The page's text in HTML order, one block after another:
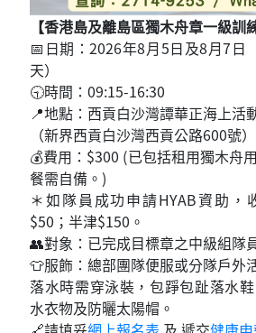
【香港島及離島區獨木舟章一級訓
📅日期：2026年8月5日及8月7日
天）
🕤時間：09:15-16:30
📍地點：西貢白沙灣譚華正海上活
（新界西貢白沙灣西貢公路600號）
💰費用：$300 (已包括租用獨木舟
餐需自備。)
＊如隊員成功申請HYAB資助，
$50；半津$150。
👥對象：已完成目標章之中級組隊
👕服飾：總部團隊便服或分隊戶外
落水時需穿泳裝，包踭包趾落水
水衣物及防曬太陽帽。